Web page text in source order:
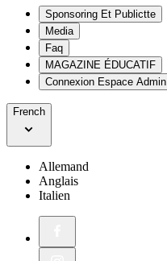
Sponsoring Et Publictte
Media
Faq
MAGAZINE ÉDUCATIF
Connexion Espace Admin
French
Allemand
Anglais
Italien